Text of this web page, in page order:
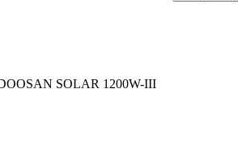
SOLAR 1200W-III